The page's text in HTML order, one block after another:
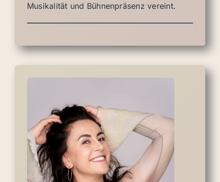
Musikalität und Bühnenpräsenz vereint.